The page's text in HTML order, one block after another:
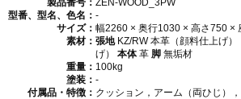
製品番号： ZEN-WOOD_3PW
型番、型名、色名： -
サイズ： 幅2260 × 奥行1030 × 高さ750 ×
素材： 張地KZ/RW 本革（顔料仕上げ
げ） 本体革 脚 無垢材
重量： 100kg
塗装： -
付属品・特徴： クッション，アーム（両ひじ）